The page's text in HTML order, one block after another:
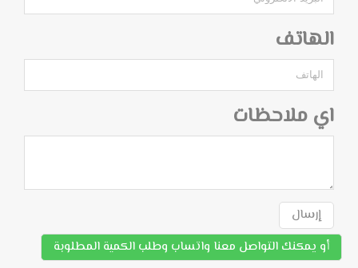
الهاتف
اي ملاحظات
إرسال
أو يمكنك التواصل معنا واتساب وطلب الكمية المطلوبة